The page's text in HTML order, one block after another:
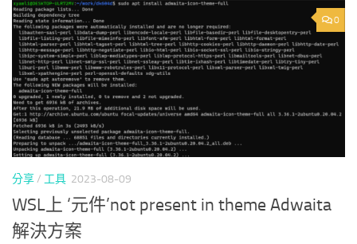
0
分享/ 工具 2023-08-09
WSL上 ‘元件’not present in theme Adwaita
解決方案